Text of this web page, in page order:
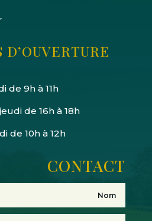
de 9h à 11h
de 16h à 18h
de 10h à 12h
CONTACT